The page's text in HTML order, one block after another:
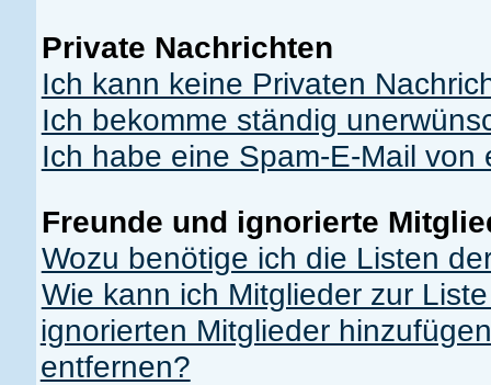
Private Nachrichten
Ich kann keine Privaten
Ich bekomme ständig
Ich habe eine Spam-E-Mail
Freunde und ignorierte
Wozu benötige ich die Listen
Wie kann ich Mitglieder zur
ignorierten Mitglieder
entfernen?